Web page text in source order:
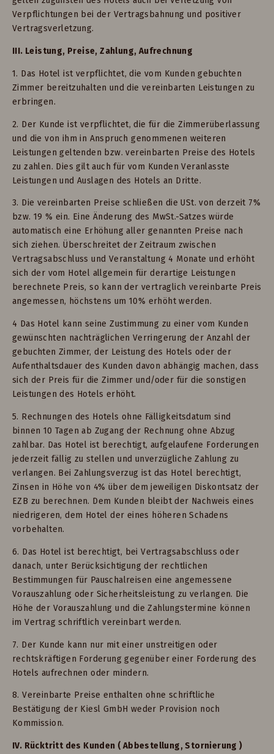
Verpflichtungen bei der Vertragsbahnung und positiver
Vertragsverletzung.
III. Leistung, Preise, Zahlung, Aufrechnung
1. Das Hotel ist verpflichtet, die vom Kunden gebuchten
Zimmer bereitzuhalten und die vereinbarten Leistungen zu
erbringen.
2. Der Kunde ist verpflichtet, die für die Zimmerüberlassung
und die von ihm in Anspruch genommenen weiteren
Leistungen geltenden bzw. vereinbarten Preise des Hotels
zu zahlen. Dies gilt auch für vom Kunden Veranlasste
Leistungen und Auslagen des Hotels an Dritte.
3. Die vereinbarten Preise schließen die USt. von derzeit 7%
bzw. 19 % ein. Eine Änderung des MwSt.-Satzes würde
automatisch eine Erhöhung aller genannten Preise nach
sich ziehen. Überschreitet der Zeitraum zwischen
Vertragsabschluss und Veranstaltung 4 Monate und erhöht
sich der vom Hotel allgemein für derartige Leistungen
berechnete Preis, so kann der vertraglich vereinbarte Preis
angemessen, höchstens um 10% erhöht werden.
4 Das Hotel kann seine Zustimmung zu einer vom Kunden
gewünschten nachträglichen Verringerung der Anzahl der
gebuchten Zimmer, der Leistung des Hotels oder der
Aufenthaltsdauer des Kunden davon abhängig machen, dass
sich der Preis für die Zimmer und/oder für die sonstigen
Leistungen des Hotels erhöht.
5. Rechnungen des Hotels ohne Fälligkeitsdatum sind
binnen 10 Tagen ab Zugang der Rechnung ohne Abzug
zahlbar. Das Hotel ist berechtigt, aufgelaufene Forderungen
jederzeit fällig zu stellen und unverzügliche Zahlung zu
verlangen. Bei Zahlungsverzug ist das Hotel berechtigt,
Zinsen in Höhe von 4% über dem jeweiligen Diskontsatz der
EZB zu berechnen. Dem Kunden bleibt der Nachweis eines
niedrigeren, dem Hotel der eines höheren Schadens
vorbehalten.
6. Das Hotel ist berechtigt, bei Vertragsabschluss oder
danach, unter Berücksichtigung der rechtlichen
Bestimmungen für Pauschalreisen eine angemessene
Vorauszahlung oder Sicherheitsleistung zu verlangen. Die
Höhe der Vorauszahlung und die Zahlungstermine können
im Vertrag schriftlich vereinbart werden.
7. Der Kunde kann nur mit einer unstreitigen oder
rechtskräftigen Forderung gegenüber einer Forderung des
Hotels aufrechnen oder mindern.
8. Vereinbarte Preise enthalten ohne schriftliche
Bestätigung der Kiesl GmbH weder Provision noch
Kommission.
IV. Rücktritt des Kunden ( Abbestellung, Stornierung )